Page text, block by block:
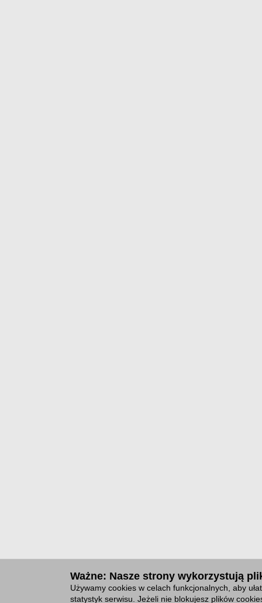
Ważne: Nasze strony wykorzystują
Używamy cookies w celach funkcjonalnych, aby
statystyk serwisu. Jeżeli nie blokujesz plików